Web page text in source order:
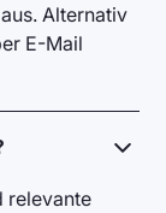
Alternativ
E-Mail
relevante